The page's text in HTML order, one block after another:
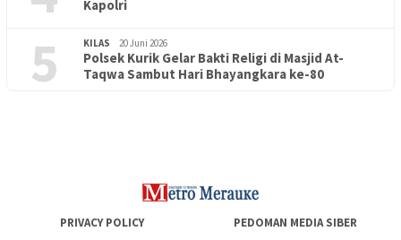
Kapolri
5 KILAS 20 Juni 2026
Polsek Kurik Gelar Bakti Religi di Masjid At-
Taqwa Sambut Hari Bhayangkara ke-80
PENDIDIKAN 18 Juni 2026
Lepas Puluhan Peserta Didik, TK Yapis 2 Merauke Siapkan
PRIVACY POLICY PEDOMAN MEDIA SIBER